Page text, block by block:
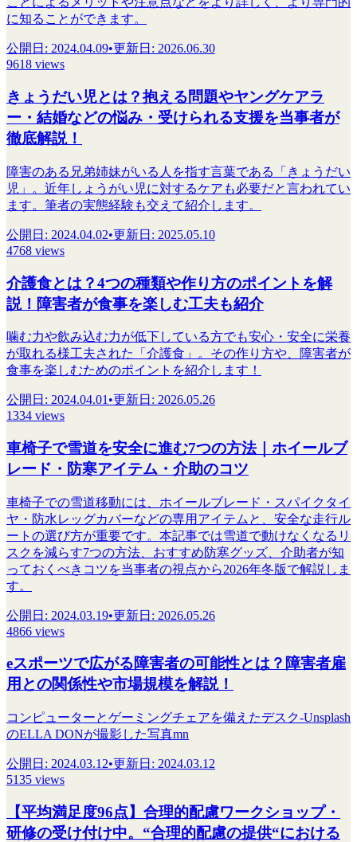
に知ることができます。
公開日 : 2024.04.09•更新日 : 2026.06.30
9618 views
きょうだい児とは？抱える問題やヤングケアラ
ー・結婚などの悩み・受けられる支援を当事者が
徹底解説！
障害のある兄弟姉妹がいる人を指す言葉である「きょうだい
児」。近年しょうがい児に対するケアも必要だと言われてい
ます。筆者の実態経験も交えて紹介します。
公開日 : 2024.04.02•更新日 : 2025.05.10
4768 views
介護食とは？4つの種類や作り方のポイントを解
説！障害者が食事を楽しむ工夫も紹介
噛む力や飲み込む力が低下している方でも安心・安全に栄養
が取れる様工夫された「介護食」。その作り方や、障害者が
食事を楽しむためのポイントを紹介します！
公開日 : 2024.04.01 •更新日 : 2026.05.26
1334 views
車椅子で雪道を安全に進む7つの方法｜ホイールブ
レード・防寒アイテム・介助のコツ
車椅子での雪道移動には、ホイールブレード・スパイクタイ
ヤ・防水レッグカバーなどの専用アイテムと、安全な走行ル
ートの選び方が重要です。本記事では雪道で動けなくなるリ
スクを減らす7つの方法、おすすめ防寒グッズ、介助者が知
っておくべきコツを当事者の視点から2026年冬版で解説しま
す。
公開日 : 2024.03.19•更新日 : 2026.05.26
4866 views
eスポーツで広がる障害者の可能性とは？障害者雇
用との関係性や市場規模を解説！
コンピューターとゲーミングチェアを備えたデスク-Unsplash
のELLA DONが撮影した写真mn
公開日 : 2024.03.12•更新日 : 2024.03.12
5135 views
【平均満足度96点】合理的配慮ワークショップ・
研修の受け付け中。“合理的配慮の提供“における